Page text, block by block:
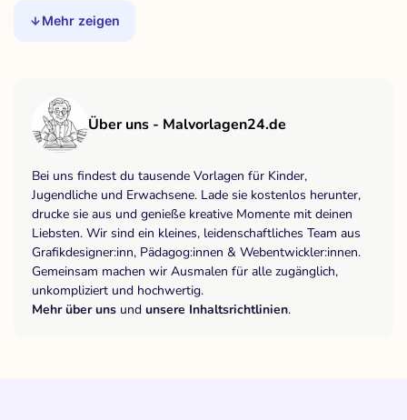
Mehr zeigen
Über uns - Malvorlagen24.de
Bei uns findest du tausende Vorlagen für Kinder,
Jugendliche und Erwachsene. Lade sie kostenlos herunter,
drucke sie aus und genieße kreative Momente mit deinen
Liebsten. Wir sind ein kleines, leidenschaftliches Team aus
Grafikdesigner:inn, Pädagog:innen & Webentwickler:innen.
Gemeinsam machen wir Ausmalen für alle zugänglich,
unkompliziert und hochwertig.
Mehr über uns und unsere Inhaltsrichtlinien.